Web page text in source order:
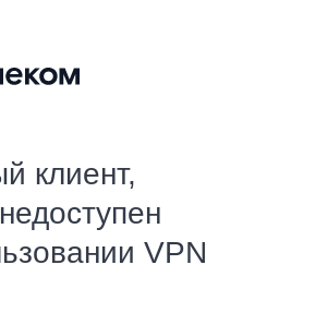
клиент,
VPN